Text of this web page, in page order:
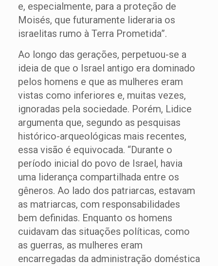
e, especialmente, para a proteção de
Moisés, que futuramente lideraria os
israelitas rumo à Terra Prometida”.
Ao longo das gerações, perpetuou-se a
ideia de que o Israel antigo era dominado
pelos homens e que as mulheres eram
vistas como inferiores e, muitas vezes,
ignoradas pela sociedade. Porém, Lidice
argumenta que, segundo as pesquisas
histórico-arqueológicas mais recentes,
essa visão é equivocada. “Durante o
período inicial do povo de Israel, havia
uma liderança compartilhada entre os
gêneros. Ao lado dos patriarcas, estavam
as matriarcas, com responsabilidades
bem definidas. Enquanto os homens
cuidavam das situações políticas, como
as guerras, as mulheres eram
encarregadas da administração doméstica